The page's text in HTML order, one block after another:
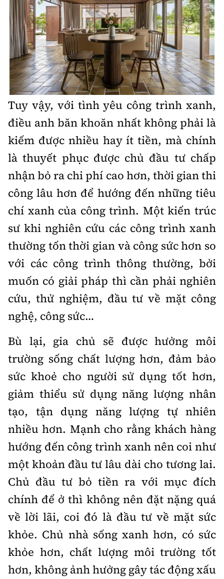
Tuy vậy, với tình yêu công trình xanh,
điều anh băn khoăn nhất không phải là
kiếm được nhiều hay ít tiền, mà chính
là thuyết phục được chủ đầu tư chấp
nhận bỏ ra chi phí cao hơn, thời gian thi
công lâu hơn để hướng đến những tiêu
chí xanh của công trình. Một kiến trúc
sư khi nghiên cứu các công trình xanh
thường tốn thời gian và công sức hơn so
với các công trình thông thường, bởi
muốn có giải pháp thì cần phải nghiên
cứu, thử nghiệm, đầu tư về mặt công
nghệ, công sức…
Bù lại, gia chủ sẽ được hưởng môi
trường sống chất lượng hơn, đảm bảo
sức khoẻ cho người sử dụng tốt hơn,
giảm thiểu sử dụng năng lượng nhân
tạo, tận dụng năng lượng tự nhiên
nhiều hơn. Mạnh cho rằng khách hàng
hướng đến công trình xanh nên coi như
một khoản đầu tư lâu dài cho tương lai.
Chủ đầu tư bỏ tiền ra với mục đích
chính để ở thì không nên đặt nặng quá
về lời lãi, coi đó là đầu tư về mặt sức
khỏe. Chủ nhà sống xanh hơn, có sức
khỏe hơn, chất lượng môi trường tốt
hơn, không ảnh hưởng gây tác động xấu